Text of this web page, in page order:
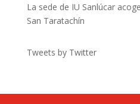
La sede de IU Sanlúcar
San Taratachín
Tweets by Twitter